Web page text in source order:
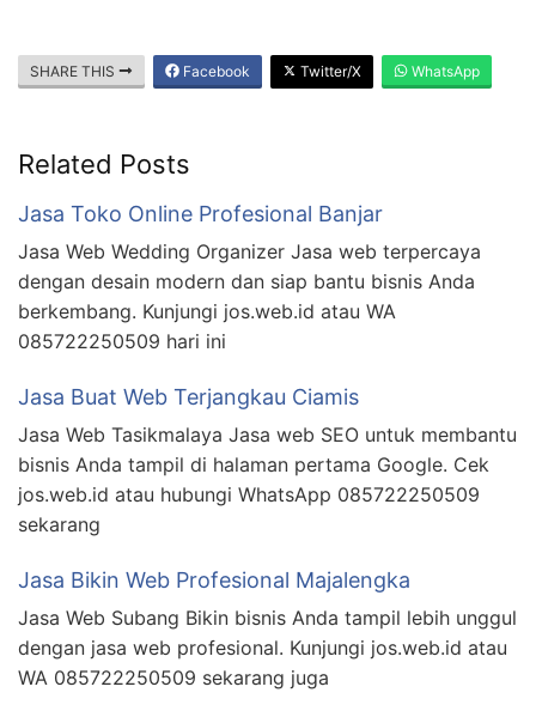
SHARE THIS Facebook Twitter/X WhatsApp
Related Posts
Jasa Toko Online Profesional Banjar
Jasa Web Wedding Organizer Jasa web terpercaya
dengan desain modern dan siap bantu bisnis Anda
berkembang. Kunjungi jos.web.id atau WA
085722250509 hari ini
Jasa Buat Web Terjangkau Ciamis
Jasa Web Tasikmalaya Jasa web SEO untuk membantu
bisnis Anda tampil di halaman pertama Google. Cek
jos.web.id atau hubungi WhatsApp 085722250509
sekarang
Jasa Bikin Web Profesional Majalengka
Jasa Web Subang Bikin bisnis Anda tampil lebih unggul
dengan jasa web profesional. Kunjungi jos.web.id atau
WA 085722250509 sekarang juga